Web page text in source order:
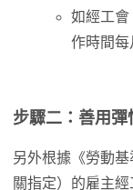
如經工會
作時間每
步驟二：善用彈
另外根據《勞動基
關指定）的雇主